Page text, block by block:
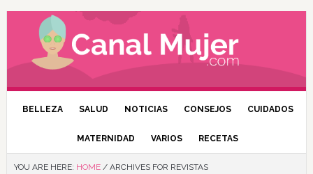
BELLEZA SALUD NOTICIAS CONSEJOS CUIDADOS
MATERNIDAD VARIOS RECETAS
YOU ARE HERE: HOME /ARCHIVES FOR REVISTAS